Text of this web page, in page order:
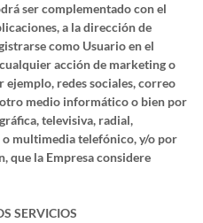
ser complementado con el
a la dirección de
como Usuario en el
acción de marketing o
ejemplo, redes sociales, correo
medio informático o bien por
televisiva, radial,
multimedia telefónico, y/o por
que la Empresa considere
SERVICIOS